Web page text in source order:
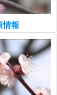
情報